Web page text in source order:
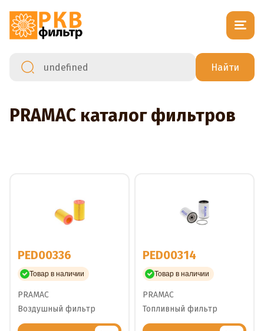
PRAMAC каталог фильтров
PED00336
Товар в наличии
PRAMAC
Воздушный фильтр
PED00314
Товар в наличии
PRAMAC
Топливный фильтр